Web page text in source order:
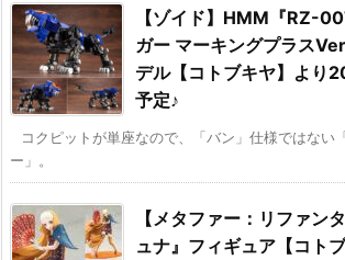
【ゾイド】HMM『RZ-
ガー マーキングプラス
デル【コトブキヤ】より
予定♪
コクピットが単座なので、「バン」仕様ではない
ー」。
【メタファー：リファン
ュナ』フィギュア【コト